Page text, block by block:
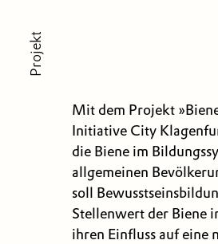
Projekt
Mit dem Projekt
Initiative City
die Biene im
allgemeinen
soll
Stellenwert der Biene
ihren Einfluss auf eine